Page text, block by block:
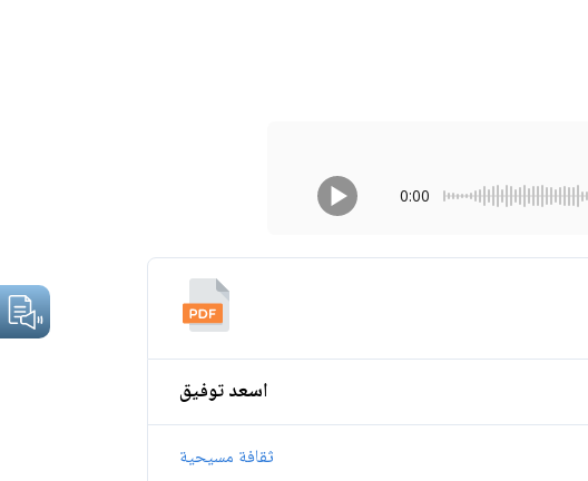
0:00
اسعد توفيق
ثقافة مسيحية